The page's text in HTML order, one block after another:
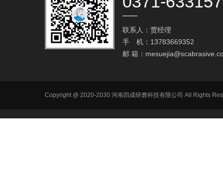
联系人：贾经理
手 机：13783669352
邮 箱：
Copyright @ 2020-2030 河南四成研磨科技有限公司 All Rights